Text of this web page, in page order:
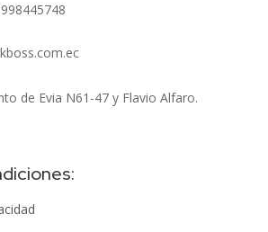
de Evia N61-47 y Flavio Alfaro.